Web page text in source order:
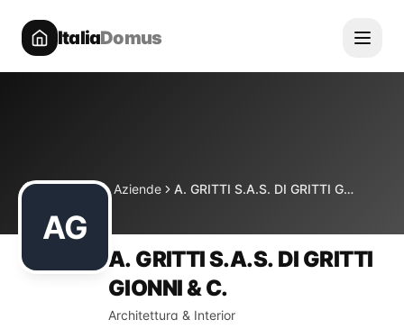
ItaliaDomus
HomeDirectory Aziende A. GRITTI S.A.S. DI GRITTI GIONNI & C.
AG
A. GRITTI S.A.S. DI GRITTI
GIONNI & C.
Architettura & Interior